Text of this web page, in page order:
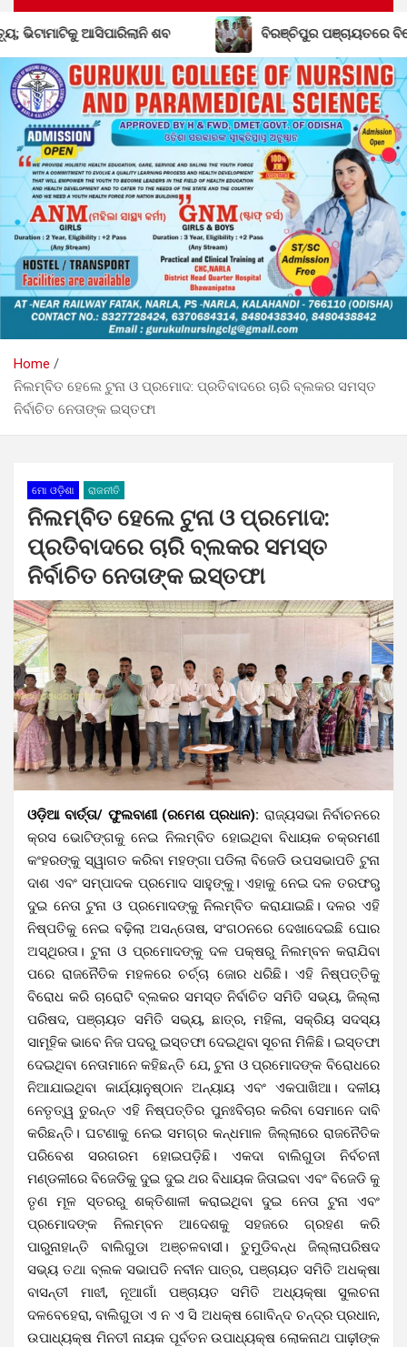
ବିରଞ୍ଚିପୁର ପଞ୍ଚାୟତରେ ବିଜେଡିର ଶକ୍ତି ବୃଦ୍ଧି; ବିଜେପି ଛାଡ଼ିଲେ
Home
ନିଲମ୍ବିତ ହେଲେ ଟୁନା ଓ ପ୍ରମୋଦ: ପ୍ରତିବାଦରେ ଚାରି ବ୍ଲକର ସମସ୍ତ
ନିର୍ବାଚିତ ନେତାଙ୍କ ଇସ୍ତଫା
ମୋ ଓଡ଼ିଶା ରାଜନୀତି
ନିଲମ୍ବିତ ହେଲେ ଟୁନା ଓ ପ୍ରମୋଦ:
ପ୍ରତିବାଦରେ ଚାରି ବ୍ଲକର ସମସ୍ତ
ନିର୍ବାଚିତ ନେତାଙ୍କ ଇସ୍ତଫା
ଓଡ଼ିଆ ବାର୍ତ୍ତା/ ଫୁଲବାଣୀ (ରମେଶ ପ୍ରଧାନ): ରାଜ୍ୟସଭା ନିର୍ବାଚନରେ
କ୍ରସ ଭୋଟିଙ୍ଗକୁ ନେଇ ନିଲମ୍ବିତ ହୋଇଥିବା ବିଧାୟକ ଚକ୍ରମଣୀ
କଂହରଙ୍କୁ ସ୍ୱାଗତ କରିବା ମହଙ୍ଗା ପଡିଲା ବିଜେଡି ଉପସଭାପତି ଟୁନା
ଦାଶ ଏବଂ ସମ୍ପାଦକ ପ୍ରମୋଦ ସାହୁଙ୍କୁ। ଏହାକୁ ନେଇ ଦଳ ତରଫରୁ
ଦୁଇ ନେତା ଟୁନା ଓ ପ୍ରମୋଦଙ୍କୁ ନିଲମ୍ବିତ କରାଯାଇଛି। ଦଳର ଏହି
ନିଷ୍ପତିକୁ ନେଇ ବଢ଼ିଲା ଅସନ୍ତୋଷ, ସଂଗଠନରେ ଦେଖାଦେଇଛି ଘୋର
ଅସ୍ଥିରତା। ଟୁନା ଓ ପ୍ରମୋଦଙ୍କୁ ଦଳ ପକ୍ଷରୁ ନିଲମ୍ବନ କରାଯିବା
ପରେ ରାଜନୈତିକ ମହଳରେ ଚର୍ଚ୍ଚା ଜୋର ଧରିଛି। ଏହି ନିଷ୍ପତ୍ତିକୁ
ବିରୋଧ କରି ଚାରୋଟି ବ୍ଲକର ସମସ୍ତ ନିର୍ବାଚିତ ସମିତି ସଭ୍ୟ, ଜିଲ୍ଲା
ପରିଷଦ, ପଞ୍ଚାୟତ ସମିତି ସଭ୍ୟ, ଛାତ୍ର, ମହିଳା, ସକ୍ରିୟ ସଦସ୍ୟ
ସାମୂହିକ ଭାବେ ନିଜ ପଦରୁ ଇସ୍ତଫା ଦେଇଥିବା ସୂଚନା ମିଳିଛି। ଇସ୍ତଫା
ଦେଇଥିବା ନେତାମାନେ କହିଛନ୍ତି ଯେ, ଟୁନା ଓ ପ୍ରମୋଦଙ୍କ ବିରୋଧରେ
ନିଆଯାଇଥିବା କାର୍ଯ୍ୟାନୁଷ୍ଠାନ ଅନ୍ୟାୟ ଏବଂ ଏକପାଖିଆ। ଦଳୀୟ
ନେତୃତ୍ୱ ତୁରନ୍ତ ଏହି ନିଷ୍ପତ୍ତିର ପୁନଃବିଚାର କରିବା ସେମାନେ ଦାବି
କରିଛନ୍ତି। ଘଟଣାକୁ ନେଇ ସମଗ୍ର କନ୍ଧମାଳ ଜିଲ୍ଲାରେ ରାଜନୈତିକ
ପରିବେଶ ସରଗରମ ହୋଇପଡ଼ିଛି। ଏକଦା ବାଲିଗୁଡା ନିର୍ବଚନୀ
ମଣ୍ଡଳୀରେ ବିଜେଡିକୁ ଦୁଇ ଦୁଇ ଥର ବିଧାୟକ ଜିତାଇବା ଏବଂ ବିଜେଡି କୁ
ତୃଣ ମୂଳ ସ୍ତରରୁ ଶକ୍ତିଶାଳୀ କରାଇଥିବା ଦୁଇ ନେତା ଟୁନା ଏବଂ
ପ୍ରମୋଦଙ୍କ ନିଲମ୍ବନ ଆଦେଶକୁ ସହଜରେ ଗ୍ରହଣ କରି
ପାରୁନାହାନ୍ତି ବାଲିଗୁଡା ଅଞ୍ଚଳବାସୀ। ତୁମୁଡିବନ୍ଧ ଜିଲ୍ଲାପରିଷଦ
ସଭ୍ୟ ତଥା ବ୍ଲକ ସଭାପତି ନବୀନ ପାତ୍ର, ପଞ୍ଚାୟତ ସମିତି ଅଧକ୍ଷା
ବାସନ୍ତୀ ମାଝୀ, ନୂଆଗାଁ ପଞ୍ଚାୟତ ସମିତି ଅଧ୍ୟକ୍ଷା ସୁଲଚନା
ଦଳବେହେରା, ବାଲିଗୁଡା ଏ ନ ଏ ସି ଅଧକ୍ଷ ଗୋବିନ୍ଦ ଚନ୍ଦ୍ର ପ୍ରଧାନ,
ଉପାଧ୍ୟକ୍ଷ ମିନତୀ ନାୟକ ପୂର୍ବତନ ଉପାଧ୍ୟକ୍ଷ ଲୋକନାଥ ପାଢ଼ୀଙ୍କ